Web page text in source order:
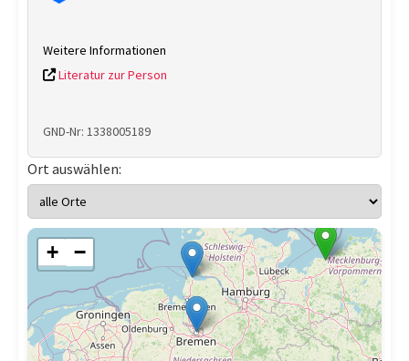
Weitere Informationen
Literatur zur Person
GND-Nr: 1338005189
Ort auswählen:
+ −